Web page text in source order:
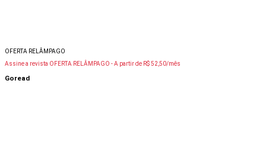
OFERTA RELÂMPAGO
Assine a revista OFERTA RELÂMPAGO -A partir de R$ 52,50/mês
Goread